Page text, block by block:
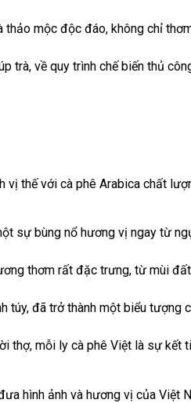
mộc độc đáo, không chỉ
trà, về quy trình chế biến thủ
thế với cà phê Arabica chất
sự bùng nổ hương vị ngay từ
thơm rất đặc trưng, từ mùi
đã trở thành một biểu tượng
thợ, mỗi ly cà phê Việt là sự kết
hình ảnh và hương vị của Việt